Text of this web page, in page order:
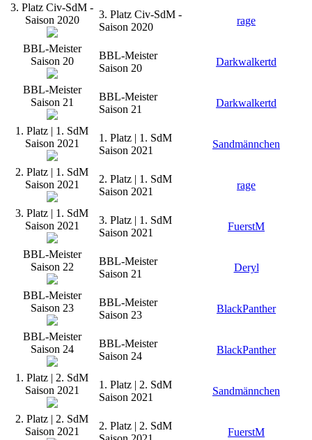
3. Platz Civ-SdM -
Saison 2020
3. Platz Civ-SdM -
Saison 2020
rage
BBL-Meister
Saison 20
BBL-Meister
Saison 20
Darkwalkertd
BBL-Meister
Saison 21
BBL-Meister
Saison 21
Darkwalkertd
1. Platz | 1. SdM
Saison 2021
1. Platz | 1. SdM
Saison 2021
Sandmännchen
2. Platz | 1. SdM
Saison 2021
2. Platz | 1. SdM
Saison 2021
rage
3. Platz | 1. SdM
Saison 2021
3. Platz | 1. SdM
Saison 2021
FuerstM
BBL-Meister
Saison 22
BBL-Meister
Saison 21
Deryl
BBL-Meister
Saison 23
BBL-Meister
Saison 23
BlackPanther
BBL-Meister
Saison 24
BBL-Meister
Saison 24
BlackPanther
1. Platz | 2. SdM
Saison 2021
1. Platz | 2. SdM
Saison 2021
Sandmännchen
2. Platz | 2. SdM
Saison 2021
2. Platz | 2. SdM
FuerstM